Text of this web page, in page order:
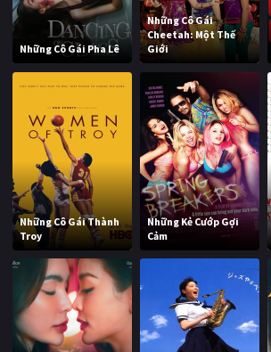
Những Cô Gái Pha Lê
Những Cô Gái
Cheetah: Một Thế
Giới
Những Cô Gái Thành
Troy
Những Kẻ Cướp Gợi
Cảm